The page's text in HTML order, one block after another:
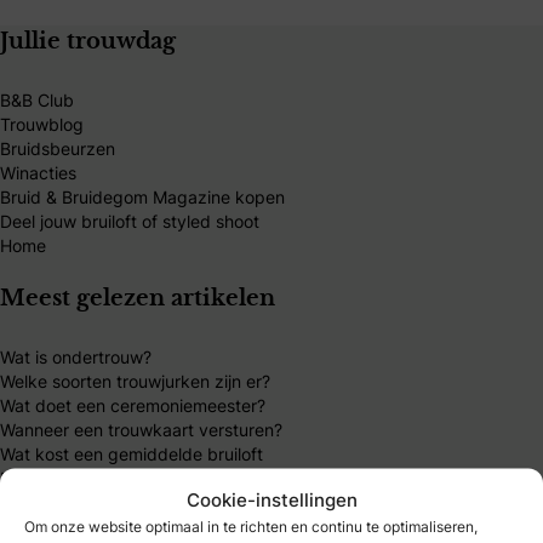
Cookie-instellingen
Om onze website optimaal in te richten en continu te optimaliseren,
Jullie trouwdag
B&B Club
Trouwblog
Bruidsbeurzen
Winacties
Bruid & Bruidegom Magazine kopen
Deel jouw bruiloft of styled shoot
Home
Meest gelezen artikelen
Wat is ondertrouw?
Welke soorten trouwjurken zijn er?
Wat doet een ceremoniemeester?
Wanneer een trouwkaart versturen?
Wat kost een gemiddelde bruiloft
Moet ik de vader om de hand vragen?
Hoeveel geld moet je geven als huwelijkscadeau?